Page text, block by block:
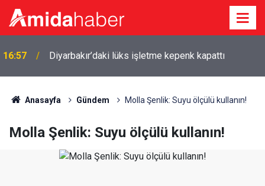
16:57 Diyarbakır’daki lüks işletme kepenk kapattı
Anasayfa Gündem Molla Şenlik: Suyu ölçülü kullanın!
Molla Şenlik: Suyu ölçülü kullanın!